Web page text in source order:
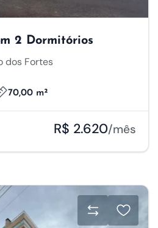
2 Dormitórios
dos Fortes
70,00 m²
R$ 2.620/mês
a sua